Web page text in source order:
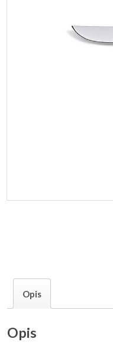
Opis
Opis